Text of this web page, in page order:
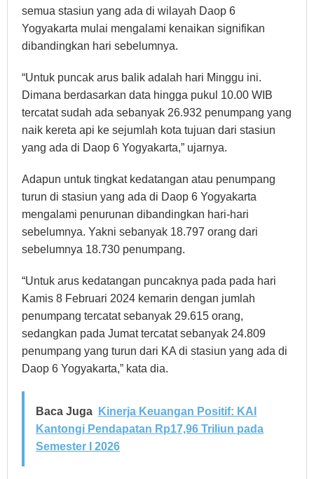
semua stasiun yang ada di wilayah Daop 6
Yogyakarta mulai mengalami kenaikan signifikan
dibandingkan hari sebelumnya.
“Untuk puncak arus balik adalah hari Minggu ini.
Dimana berdasarkan data hingga pukul 10.00 WIB
tercatat sudah ada sebanyak 26.932 penumpang yang
naik kereta api ke sejumlah kota tujuan dari stasiun
yang ada di Daop 6 Yogyakarta,” ujarnya.
Adapun untuk tingkat kedatangan atau penumpang
turun di stasiun yang ada di Daop 6 Yogyakarta
mengalami penurunan dibandingkan hari-hari
sebelumnya. Yakni sebanyak 18.797 orang dari
sebelumnya 18.730 penumpang.
“Untuk arus kedatangan puncaknya pada pada hari
Kamis 8 Februari 2024 kemarin dengan jumlah
penumpang tercatat sebanyak 29.615 orang,
sedangkan pada Jumat tercatat sebanyak 24.809
penumpang yang turun dari KA di stasiun yang ada di
Daop 6 Yogyakarta,” kata dia.
Baca Juga
Kinerja Keuangan Positif: KAI
Kantongi Pendapatan Rp17,96 Triliun pada
Semester I 2026